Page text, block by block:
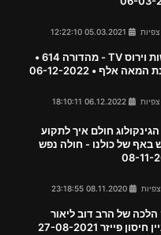
חדשות וירוס TV - מהדורה 614 •
אלף • 06-12-2022
הגינקולוג חולם איך לתקוע
באף של כולנו - חולה נפש
08-11-
של הרב דוב ליאור
פייזר 27-08-2021